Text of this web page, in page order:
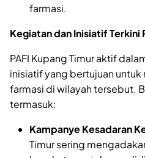
farmasi.
Kegiatan dan Inisiatif Terkini
PAFI Kupang Timur aktif
inisiatif yang bertujuan
farmasi di wilayah tersebut.
termasuk:
Kampanye Kesadaran
Timur sering